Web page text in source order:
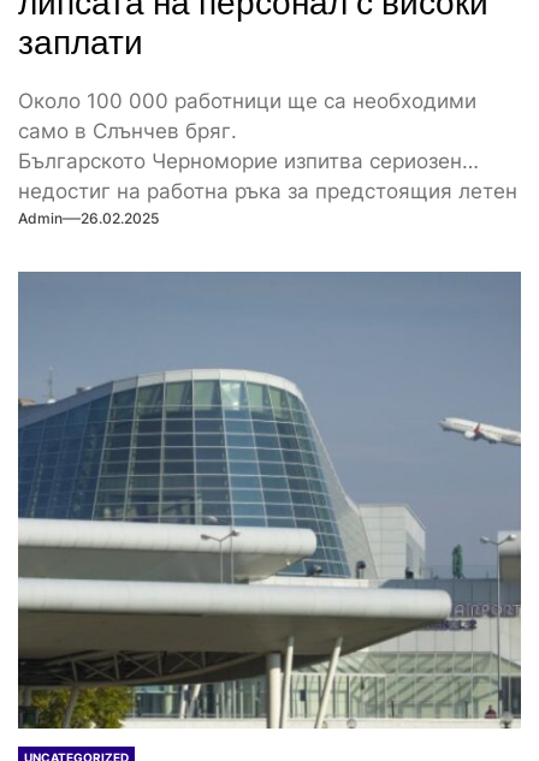
заплати
Около 100 000 работници ще са необходими
само в Слънчев бряг.
Българското Черноморие изпитва сериозен
недостиг на работна ръка за предстоящия летен
сезон....
Admin 26.02.2025
UNCATEGORIZED